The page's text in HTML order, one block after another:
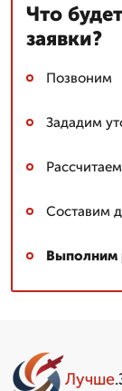
Что
заявки?
Позвоним
Зададим
Составим
Выполним
Лучше